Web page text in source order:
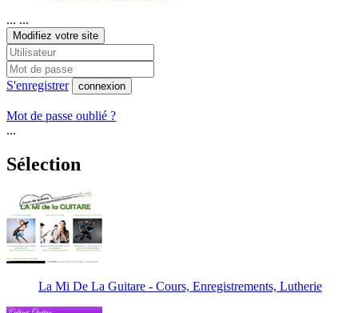
... ...
Modifiez votre site
S'enregistrer connexion
Mot de passe oublié ?
...
Sélection
La Mi De La Guitare - Cours, Enregistrements, Lutherie